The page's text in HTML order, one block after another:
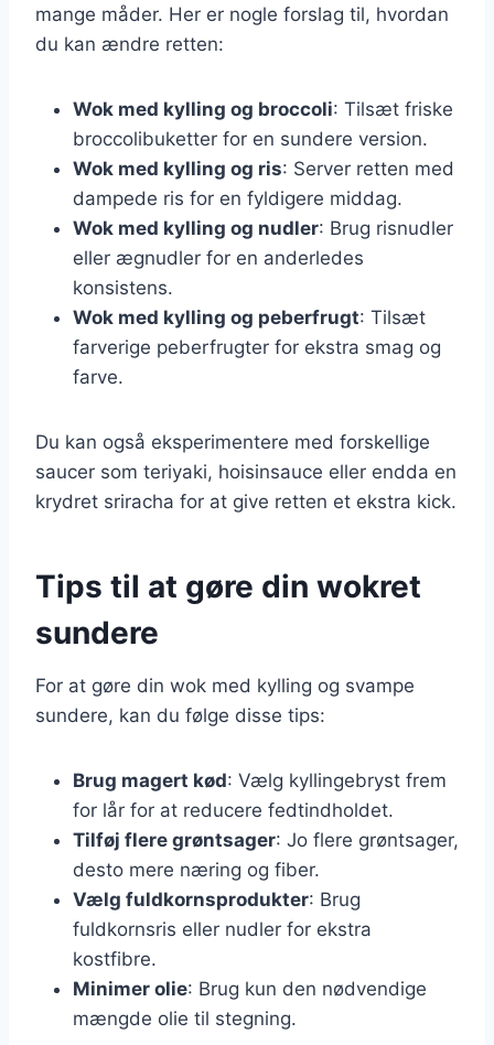
mange måder. Her er nogle forslag til, hvordan
du kan ændre retten:
Wok med kylling og broccoli: Tilsæt friske
broccolibuketter for en sundere version.
Wok med kylling og ris: Server retten med
dampede ris for en fyldigere middag.
Wok med kylling og nudler: Brug risnudler
eller ægnudler for en anderledes
konsistens.
Wok med kylling og peberfrugt: Tilsæt
farverige peberfrugter for ekstra smag og
farve.
Du kan også eksperimentere med forskellige
saucer som teriyaki, hoisinsauce eller endda en
krydret sriracha for at give retten et ekstra kick.
Tips til at gøre din wokret
sundere
For at gøre din wok med kylling og svampe
sundere, kan du følge disse tips:
Brug magert kød: Vælg kyllingebryst frem
for lår for at reducere fedtindholdet.
Tilføj flere grøntsager: Jo flere grøntsager,
desto mere næring og fiber.
Vælg fuldkornsprodukter: Brug
fuldkornsris eller nudler for ekstra
kostfibre.
Minimer olie: Brug kun den nødvendige
mængde olie til stegning.